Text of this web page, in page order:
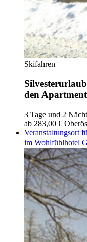
Skifahren
den
3 Tage und 2
ab 283,00 €
Veranstaltungsort
im Wohlfühlhotel